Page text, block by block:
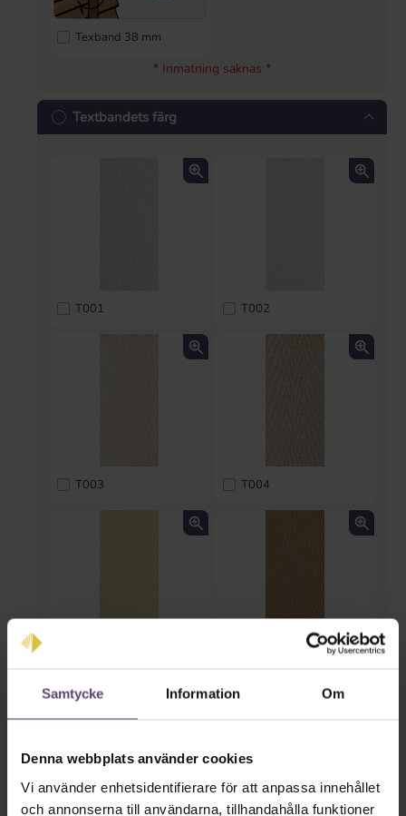
Samtycke Information Om
Denna webbplats använder cookies
Vi använder enhetsidentifierare för att anpassa innehållet
och annonserna till användarna, tillhandahålla funktioner
Texband 38 mm
* Inmatning saknas *
Textbandets färg
T001 T002
T003 T004